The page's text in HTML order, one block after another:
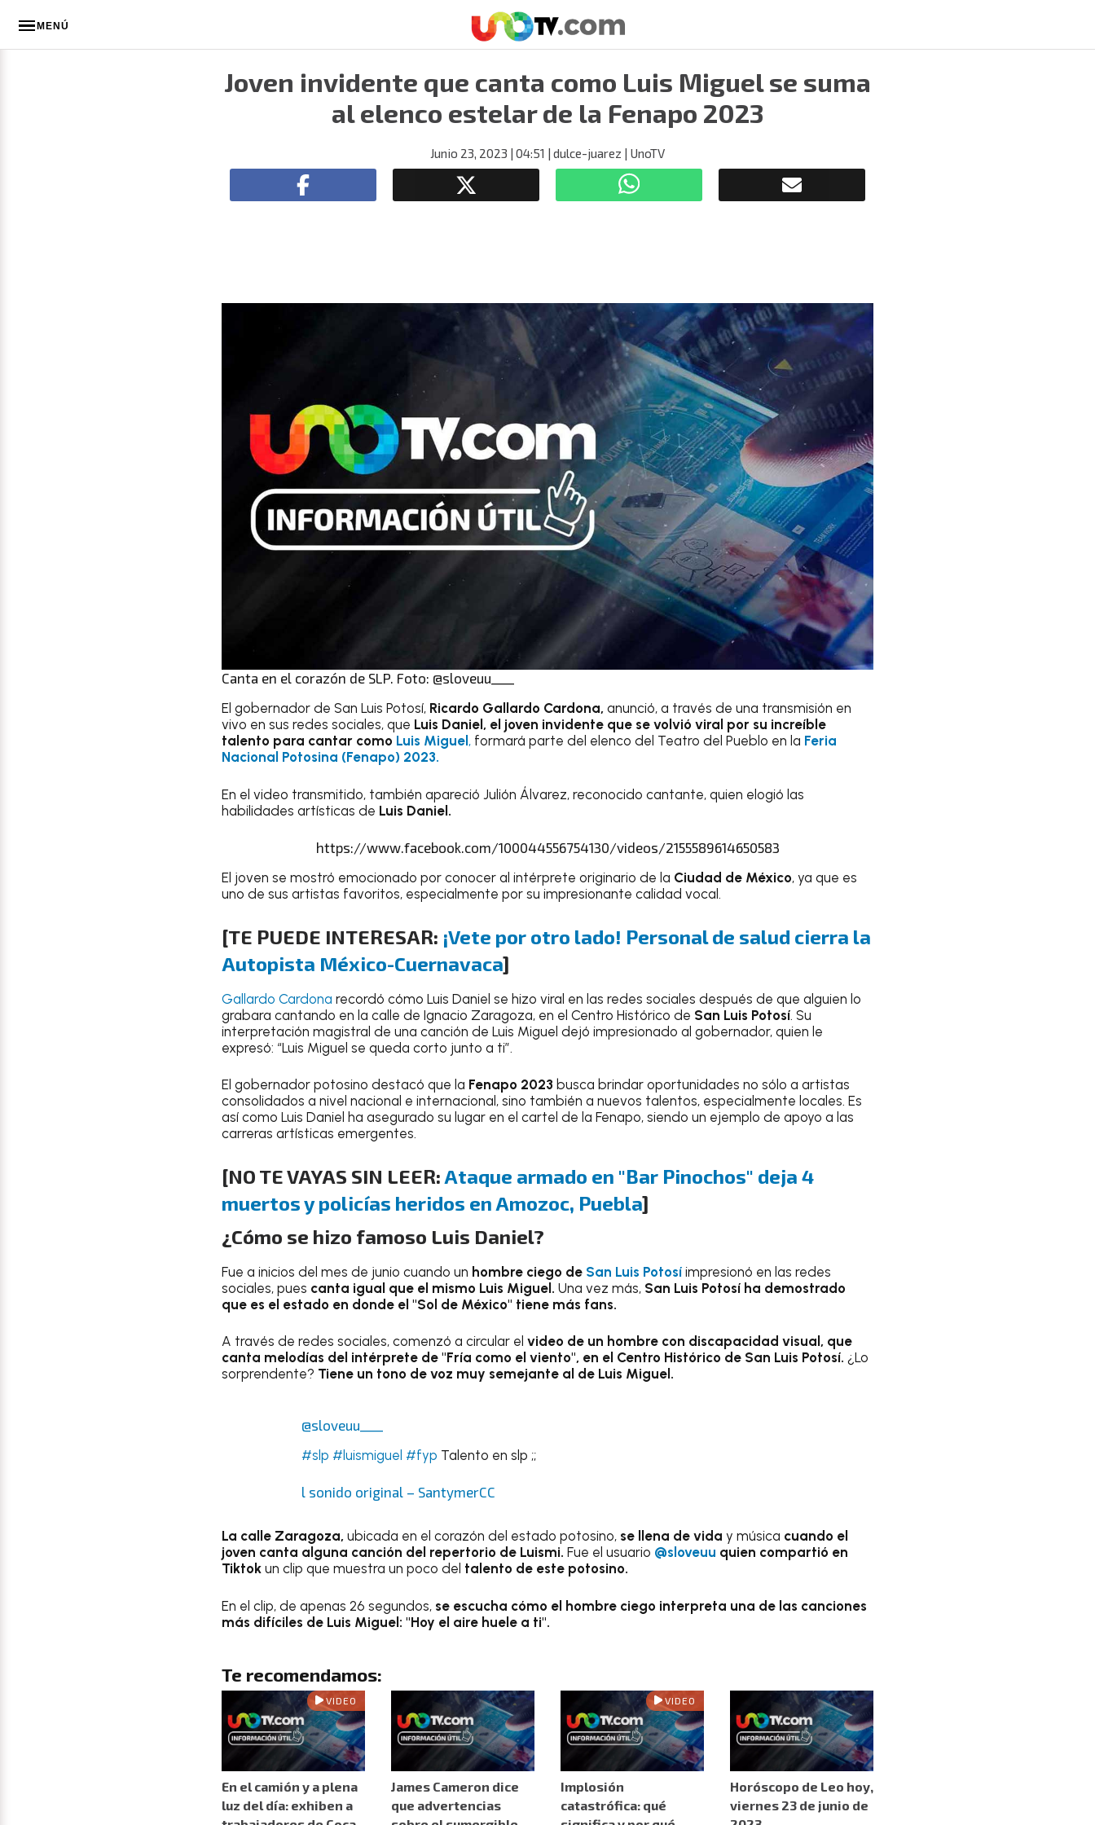
MENÚ
Joven invidente que canta como Luis Miguel se suma
al elenco estelar de la Fenapo 2023
Junio 23, 2023 | 04:51 | dulce-juarez | UnoTV
Canta en el corazón de SLP. Foto: @sloveuu____
El gobernador de San Luis Potosí, Ricardo Gallardo Cardona, anunció, a través de una transmisión en
vivo en sus redes sociales, que Luis Daniel, el joven invidente que se volvió viral por su increíble
talento para cantar como Luis Miguel , formará parte del elenco del Teatro del Pueblo en la Feria
Nacional Potosina (Fenapo) 2023.
En el video transmitido, también apareció Julión Álvarez, reconocido cantante, quien elogió las
habilidades artísticas de Luis Daniel.
https://www.facebook.com/100044556754130/videos/2155589614650583
El joven se mostró emocionado por conocer al intérprete originario de la Ciudad de México, ya que es
uno de sus artistas favoritos, especialmente por su impresionante calidad vocal.
[TE PUEDE INTERESAR: ¡Vete por otro lado! Personal de salud cierra la
Autopista México-Cuernavaca]
Gallardo Cardona recordó cómo Luis Daniel se hizo viral en las redes sociales después de que alguien lo
grabara cantando en la calle de Ignacio Zaragoza, en el Centro Histórico de San Luis Potosí. Su
interpretación magistral de una canción de Luis Miguel dejó impresionado al gobernador, quien le
expresó: “Luis Miguel se queda corto junto a ti”.
El gobernador potosino destacó que la Fenapo 2023 busca brindar oportunidades no sólo a artistas
consolidados a nivel nacional e internacional, sino también a nuevos talentos, especialmente locales. Es
así como Luis Daniel ha asegurado su lugar en el cartel de la Fenapo, siendo un ejemplo de apoyo a las
carreras artísticas emergentes.
[NO TE VAYAS SIN LEER: Ataque armado en "Bar Pinochos" deja 4
muertos y policías heridos en Amozoc, Puebla]
¿Cómo se hizo famoso Luis Daniel?
Fue a inicios del mes de junio cuando un hombre ciego de San Luis Potosí impresionó en las redes
sociales, pues canta igual que el mismo Luis Miguel. Una vez más, San Luis Potosí ha demostrado
que es el estado en donde el "Sol de México" tiene más fans.
A través de redes sociales, comenzó a circular el video de un hombre con discapacidad visual, que
canta melodías del intérprete de "Fría como el viento", en el Centro Histórico de San Luis Potosí. ¿Lo
sorprendente? Tiene un tono de voz muy semejante al de Luis Miguel.
@sloveuu____
#slp #luismiguel #fyp Talento en slp ;;
l sonido original – SantymerCC
La calle Zaragoza, ubicada en el corazón del estado potosino, se llena de vida y música cuando el
joven canta alguna canción del repertorio de Luismi. Fue el usuario @sloveuu quien compartió en
Tiktok un clip que muestra un poco del talento de este potosino.
En el clip, de apenas 26 segundos, se escucha cómo el hombre ciego interpreta una de las canciones
más difíciles de Luis Miguel: "Hoy el aire huele a ti".
Te recomendamos:
VIDEO
En el camión y a plena
luz del día: exhiben a
James Cameron dice
que advertencias
VIDEO
Implosión
catastrófica: qué
Horóscopo de Leo hoy,
viernes 23 de junio de